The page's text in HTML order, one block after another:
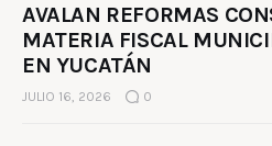
AVALAN REFORMAS
MATERIA FISCAL
EN YUCATÁN
JULIO 16, 2026 0